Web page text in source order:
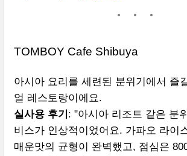
TOMBOY Cafe Shibuya
아시아 요리를 세련된 분위기에서 즐
얼 레스토랑이에요.
실사용 후기 : "아시아 리조트 같은 분
비스가 인상적이었어요. 가파오 라이
매운맛의 균형이 완벽했고, 점심은